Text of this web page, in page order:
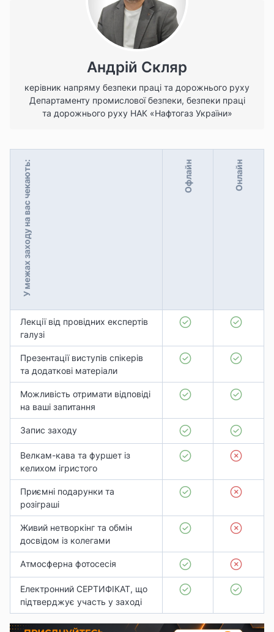
Андрій Скляр
керівник напряму безпеки праці та дорожнього руху
Департаменту промислової безпеки, безпеки праці
та дорожнього руху НАК «Нафтогаз України»
У межах заходу на вас чекають: Офлайн Онлайн
Лекції від провідних експертів
галузі
Презентації виступів спікерів
та додаткові матеріали
Можливість отримати відповіді
на ваші запитання
Запис заходу
Велкам-кава та фуршет із
келихом ігристого
Приємні подарунки та
розіграші
Живий нетворкінг та обмін
досвідом із колегами
Атмосферна фотосесія
Електронний СЕРТИФІКАТ, що
підтверджує участь у заході